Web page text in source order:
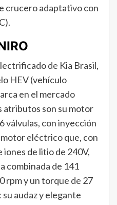
crucero adaptativo con
de Kia Brasil,
HEV (vehículo
en el mercado
atributos son su motor
válvulas, con inyección
eléctrico que, con
de litio de 240V,
combinada de 141
rpm y un torque de 27
su audaz y elegante